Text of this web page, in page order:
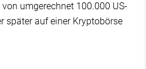
umgerechnet 100.000 US-
später auf einer Kryptobörse